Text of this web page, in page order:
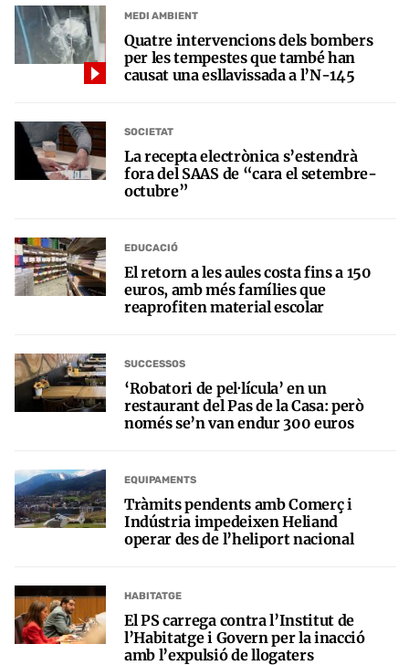
MEDI AMBIENT
Quatre intervencions dels bombers
per les tempestes que també han
causat una esllavissada a l’N-145
SOCIETAT
La recepta electrònica s’estendrà
fora del SAAS de “cara el setembre-
octubre”
EDUCACIÓ
El retorn a les aules costa fins a 150
euros, amb més famílies que
reaprofiten material escolar
SUCCESSOS
‘Robatori de pel·lícula’ en un
restaurant del Pas de la Casa: però
només se’n van endur 300 euros
EQUIPAMENTS
Tràmits pendents amb Comerç i
Indústria impedeixen Heliand
operar des de l’heliport nacional
HABITATGE
El PS carrega contra l’Institut de
l’Habitatge i Govern per la inacció
amb l’expulsió de llogaters